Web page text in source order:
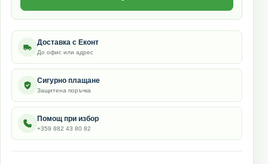
Доставка с Еконт
До офис или адрес
Сигурно плащане
Защитена поръчка
Помощ при избор
+359 882 43 80 82